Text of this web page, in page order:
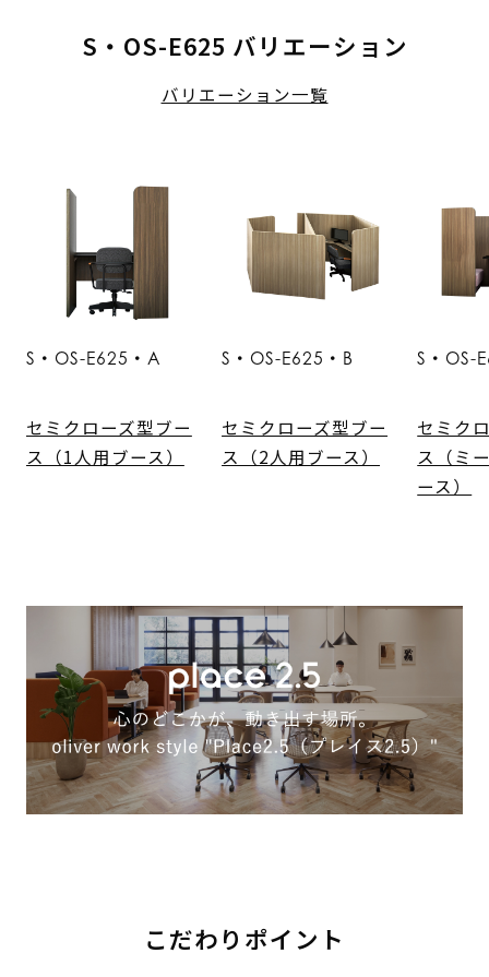
S・OS-E625 バリエーション
バリエーション一覧
S・OS-E625・A
セミクローズ型ブー
ス（1人用ブース）
S・OS-E625・B
セミクローズ型ブー
ス（2人用ブース）
S・OS-
セミク
ス（ミ
ース）
こだわりポイント